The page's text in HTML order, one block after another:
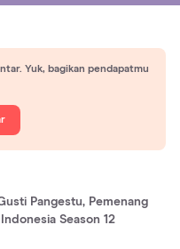
Yuk, bagikan pendapatmu
Pangestu, Pemenang
Season 12